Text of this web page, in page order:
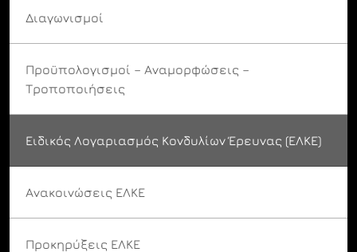
Διαγωνισμοί
Προϋπολογισμοί – Αναμορφώσεις –
Τροποποιήσεις
Ειδικός Λογαριασμός Κονδυλίων Έρευνας (ΕΛΚΕ)
Ανακοινώσεις ΕΛΚΕ
Προκηρύξεις ΕΛΚΕ